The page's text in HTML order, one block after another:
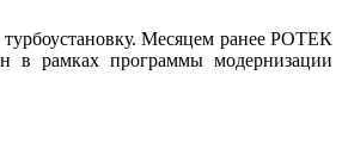
Месяцем ранее РОТЕК
в рамках программы модернизации